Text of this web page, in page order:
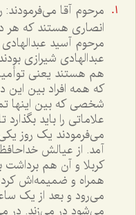
مرحوم آقا مى‌فرمودند:
انصارى هستند که هر
مرحوم آسيد
عبدالهادى شيرازى
هم هستند يعنى
که همه افراد بين
شخصى که بين اينها
علاماتى را بايد
مى‌فرمودند يک روز يکى
آمد. از عيالش
کربلا و آن هم
همراه و ضميمه‌اش کرد و
مى‌رود و بعد از يک
مى‌شود در مى‌زند. در